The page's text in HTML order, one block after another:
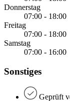
Donnerstag
07:00 - 18:00
Freitag
07:00 - 18:00
Samstag
07:00 - 16:00
Sonstiges
Geprüft